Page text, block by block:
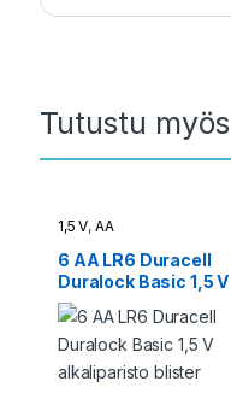
Tutustu myös
1,5 V,AA
6 AA LR6 Duracell
Duralock Basic 1,5 V
alkaliparisto blister